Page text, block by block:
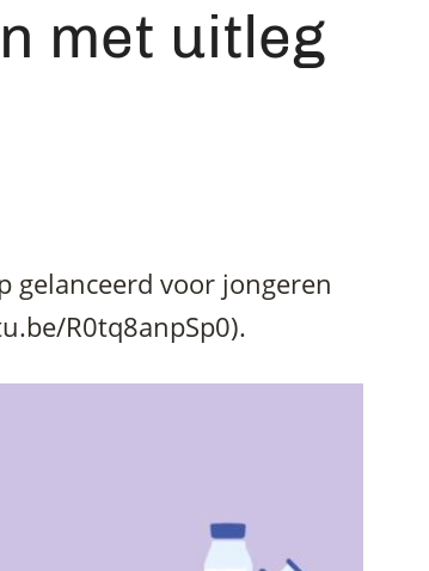
met uitleg
gelanceerd voor jongeren
R0tq8anpSp0).